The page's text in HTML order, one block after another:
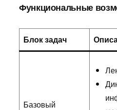
Функциональные
Блок задач
Базовый